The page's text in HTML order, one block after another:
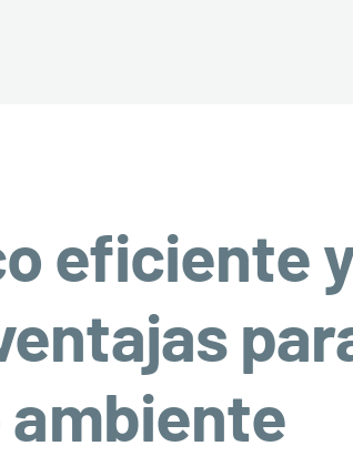
eficiente
ambiente